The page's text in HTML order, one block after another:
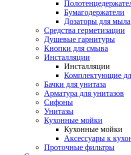
Бумагодержатели
Дозаторы для мыла
Средства герметизации
Душевые гарнитуры
Кнопки для смыва
Инсталляции
Инсталляции
Комплектующие
Бачки для унитаза
Арматура для унитазов
Сифоны
Унитазы
Кухонные мойки
Кухонные мойки
Аксессуары к
Проточные фильтры